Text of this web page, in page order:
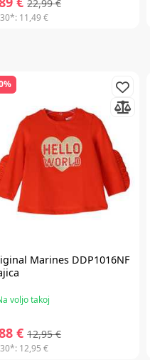
22,99 €
11,49 €
Marines DDP1016NF
voljo takoj
€ 12,95 €
12,95 €